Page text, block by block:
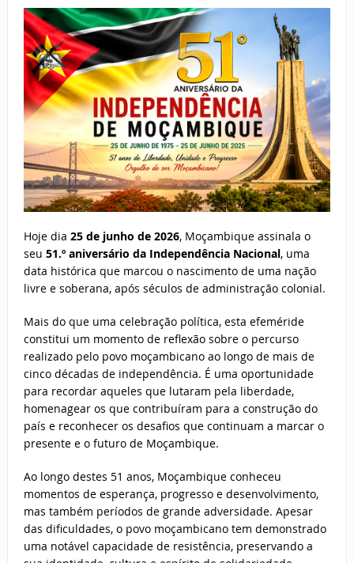
Hoje dia 25 de junho de 2026, Moçambique assinala o
seu 51.º aniversário da Independência Nacional, uma
data histórica que marcou o nascimento de uma nação
livre e soberana, após séculos de administração colonial.
Mais do que uma celebração política, esta efeméride
constitui um momento de reflexão sobre o percurso
realizado pelo povo moçambicano ao longo de mais de
cinco décadas de independência. É uma oportunidade
para recordar aqueles que lutaram pela liberdade,
homenagear os que contribuíram para a construção do
país e reconhecer os desafios que continuam a marcar o
presente e o futuro de Moçambique.
Ao longo destes 51 anos, Moçambique conheceu
momentos de esperança, progresso e desenvolvimento,
mas também períodos de grande adversidade. Apesar
das dificuldades, o povo moçambicano tem demonstrado
uma notável capacidade de resistência, preservando a